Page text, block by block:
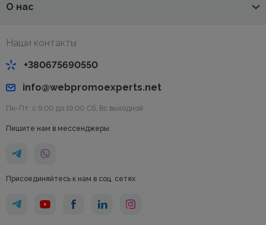
О нас
Наши контакты
+380675690550
info@webpromoexperts.net
Пн-Пт: с 9:00 до 19:00 Cб, Вс выходной
Пишите нам в мессенджеры
Присоединяйтесь к нам в соц. сетях